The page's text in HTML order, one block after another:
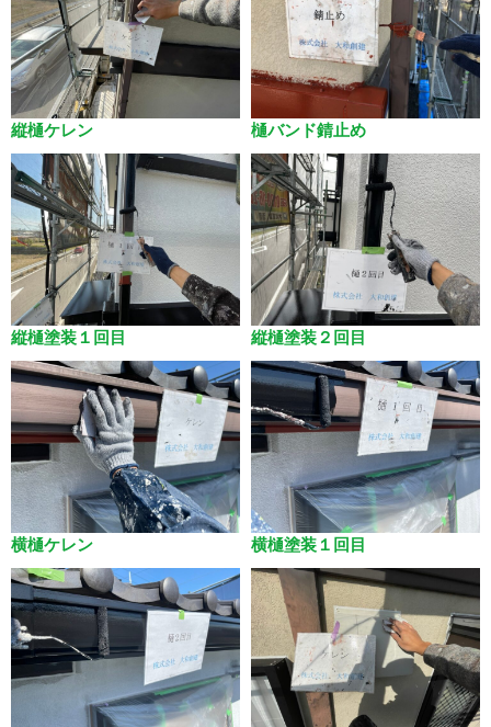
縦樋ケレン 樋バンド錆止め
縦樋塗装１回目 縦樋塗装２回目
横樋ケレン 横樋塗装１回目